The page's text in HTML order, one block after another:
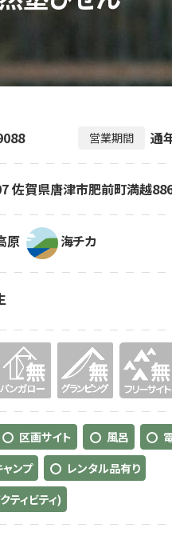
営業期間 通
佐賀県唐津市肥前町満越
原 海チカ
区画サイト 風呂
ンプ
レンタル品有り
ティビティ)